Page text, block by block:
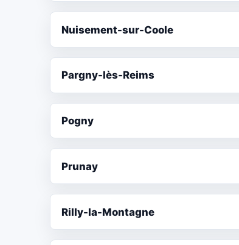
Nuisement-sur-Coole
Pargny-lès-Reims
Pogny
Prunay
Rilly-la-Montagne